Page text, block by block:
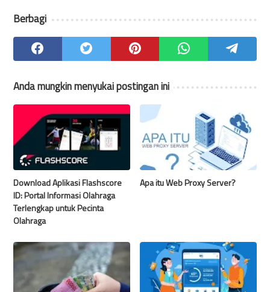
Berbagi
Anda mungkin menyukai postingan ini
Download Aplikasi Flashscore
ID: Portal Informasi Olahraga
Terlengkap untuk Pecinta
Olahraga
Apa itu Web Proxy Server?